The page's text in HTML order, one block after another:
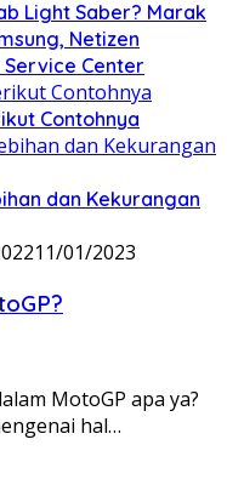
Light Saber? Marak
Netizen
Service Center
Contohnya
dan Kekurangan
11/01/2023
MotoGP apa ya?
hal…